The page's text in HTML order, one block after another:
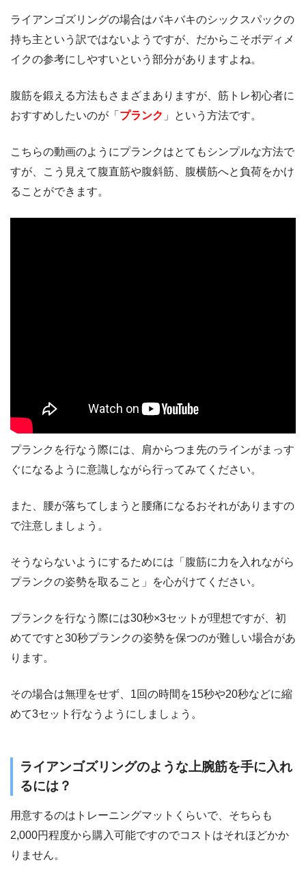
ライアンゴズリングの場合はバキバキのシックスパックの
持ち主という訳ではないようですが、だからこそボディメ
イクの参考にしやすいという部分がありますよね。
腹筋を鍛える方法もさまざまありますが、筋トレ初心者に
おすすめしたいのが「 プランク 」という方法です。
こちらの動画のようにプランクはとてもシンプルな方法で
すが、こう見えて腹直筋や腹斜筋、腹横筋へと負荷をかけ
ることができます。
プランクを行なう際には、肩からつま先のラインがまっす
ぐになるように意識しながら行ってみてください。
また、腰が落ちてしまうと腰痛になるおそれがありますの
で注意しましょう。
そうならないようにするためには「腹筋に力を入れながら
プランクの姿勢を取ること」を心がけてください。
プランクを行なう際には30秒×3セットが理想ですが、初
めてですと30秒プランクの姿勢を保つのが難しい場合があ
ります。
その場合は無理をせず、1回の時間を15秒や20秒などに縮
めて3セット行なうようにしましょう。
ライアンゴズリングのような上腕筋を手に入れ
るには？
用意するのはトレーニングマットくらいで、そちらも
2,000円程度から購入可能ですのでコストはそれほどかか
りません。